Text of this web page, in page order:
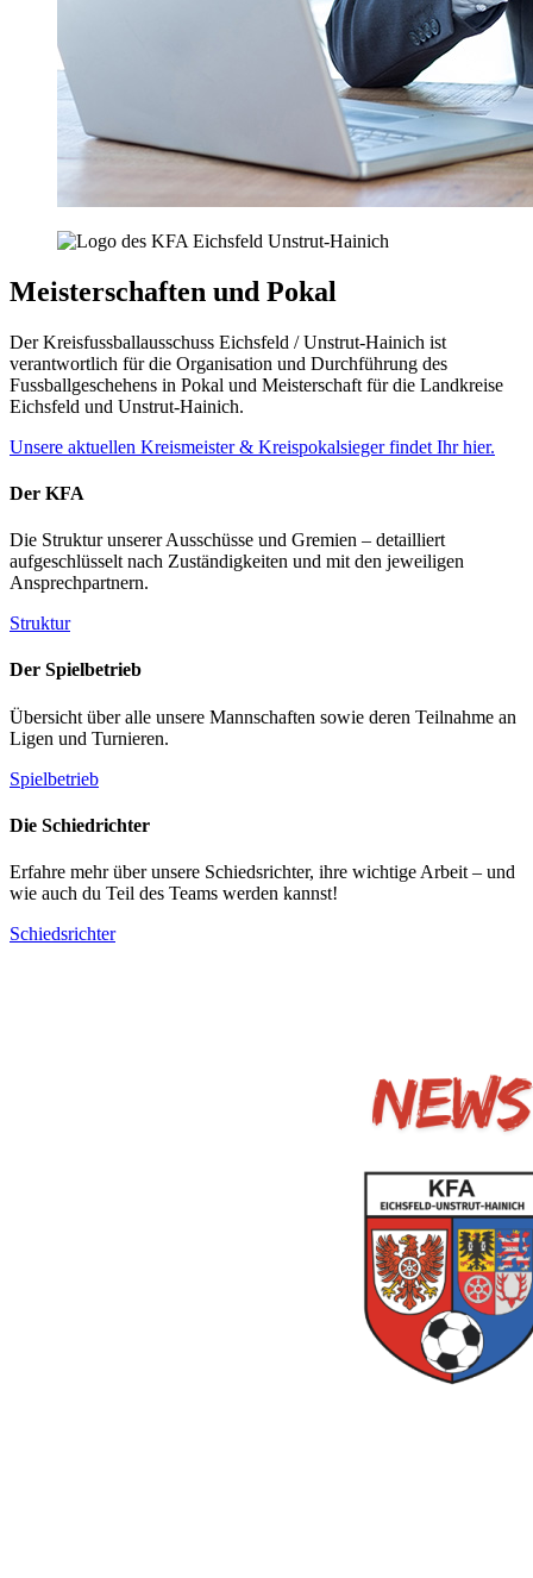
Meisterschaften und Pokal
Der Kreisfussballausschuss Eichsfeld / Unstrut-Hainich ist
verantwortlich für die Organisation und Durchführung des
Fussballgeschehens in Pokal und Meisterschaft für die Landkreise
Eichsfeld und Unstrut-Hainich.
Unsere aktuellen Kreismeister & Kreispokalsieger findet Ihr hier.
Der KFA
Die Struktur unserer Ausschüsse und Gremien – detailliert
aufgeschlüsselt nach Zuständigkeiten und mit den jeweiligen
Ansprechpartnern.
Struktur
Der Spielbetrieb
Übersicht über alle unsere Mannschaften sowie deren Teilnahme an
Ligen und Turnieren.
Spielbetrieb
Die Schiedrichter
Erfahre mehr über unsere Schiedsrichter, ihre wichtige Arbeit – und
wie auch du Teil des Teams werden kannst!
Schiedsrichter